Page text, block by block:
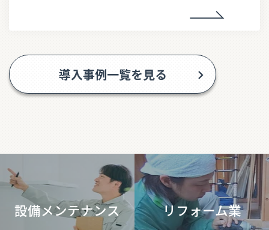
導入事例一覧を見る
設備メンテナンス リフォーム業